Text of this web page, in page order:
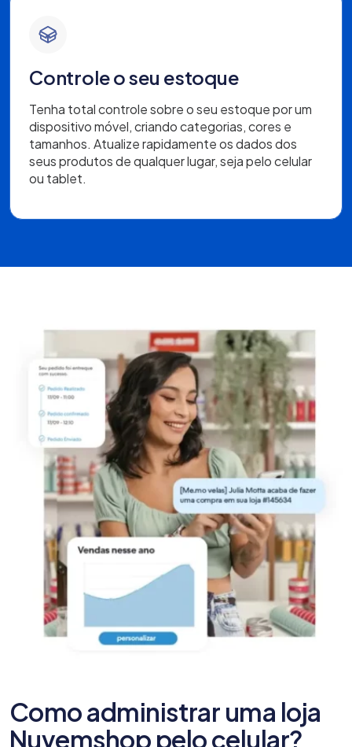
Controle o seu estoque
Tenha total controle sobre o seu estoque por um
dispositivo móvel, criando categorias, cores e
tamanhos. Atualize rapidamente os dados dos
seus produtos de qualquer lugar, seja pelo celular
ou tablet.
Como administrar uma loja
Nuvemshop pelo celular?